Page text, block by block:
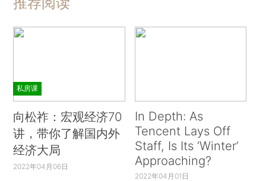
私房课
向松祚：宏观经济70
讲，带你了解国内外
经济大局
2022年04月06日
In Depth: As
Tencent Lays Off
Staff, Is Its ‘Winter’
Approaching?
2022年04月01日